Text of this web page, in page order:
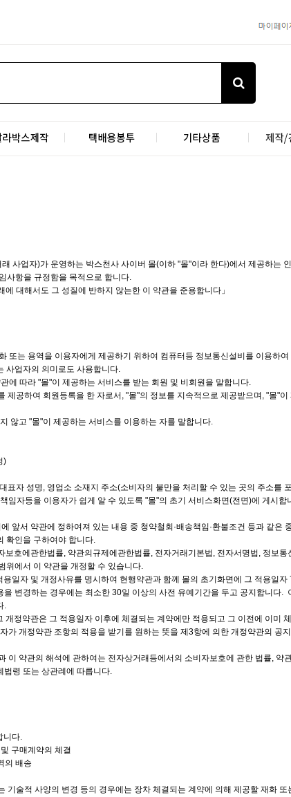
사업자)가 운영하는 박스천사 사이버 몰(이하 "몰"이라 한다)에서 제공하는
사항을 규정함을 목적으로 합니다.
대해서도 그 성질에 반하지 않는한 이 약관을 준용합니다」
또는 용역을 이용자에게 제공하기 위하여 컴퓨터등 정보통신설비를 이용하
사업자의 의미로도 사용합니다.
에 따라 "몰"이 제공하는 서비스를 받는 회원 및 비회원을 말합니다.
제공하여 회원등록을 한 자로서, "몰"의 정보를 지속적으로 제공받으며, "몰"
않고 "몰"이 제공하는 서비스를 이용하는 자를 말합니다.
)
표자 성명, 영업소 소재지 주소(소비자의 불만을 처리할 수 있는 곳의 주소를
임자등을 이용자가 쉽게 알 수 있도록 "몰"의 초기 서비스화면(전면)에 게시
앞서 약관에 정하여져 있는 내용 중 청약철회·배송책임·환불조건 등과 같은
확인을 구하여야 합니다.
호에관한법률, 약관의규제에관한법률, 전자거래기본법, 전자서명법, 정보
위에서 이 약관을 개정할 수 있습니다.
일자 및 개정사유를 명시하여 현행약관과 함께 몰의 초기화면에 그 적용일
을 변경하는 경우에는 최소한 30일 이상의 사전 유예기간을 두고 공지합니다.
.
정약관은 그 적용일자 이후에 체결되는 계약에만 적용되고 그 이전에 이미
가 개정약관 조항의 적용을 받기를 원하는 뜻을 제3항에 의한 개정약관의 공
이 약관의 해석에 관하여는 전자상거래등에서의 소비자보호에 관한 법률, 약
법령 또는 상관례에 따릅니다.
니다.
구매계약의 체결
의 배송
기술적 사양의 변경 등의 경우에는 장차 체결되는 계약에 의해 제공할 재화